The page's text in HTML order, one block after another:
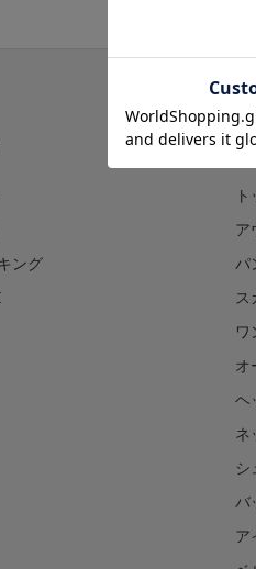
ング
ア
パ
ス
ワ
オ
ヘ
ネ
シ
バ
ア